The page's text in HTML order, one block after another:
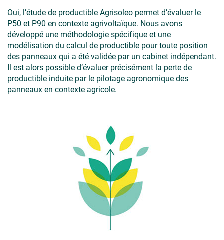
Oui, l’étude de productible Agrisoleo permet d’évaluer le
P50 et P90 en contexte agrivoltaïque. Nous avons
développé une méthodologie spécifique et une
modélisation du calcul de productible pour toute position
des panneaux qui a été validée par un cabinet indépendant.
Il est alors possible d’évaluer précisément la perte de
productible induite par le pilotage agronomique des
panneaux en contexte agricole.